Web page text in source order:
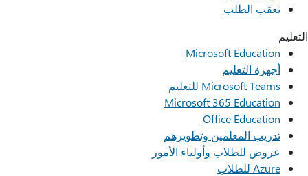
تعقب الطلب
التعليم
Microsoft Education
أجهزة التعليم
Microsoft Teams للتعليم
Microsoft 365 Education
Office Education
تدريب المعلمين وتطويرهم
عروض للطلاب وأولياء الأمور
Azure للطلاب